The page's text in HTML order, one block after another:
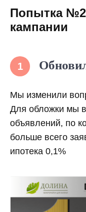
Попытка
кампании
1
Мы изменили
Для обложки мы
объявлений, по
больше всего
ипотека 0,1%